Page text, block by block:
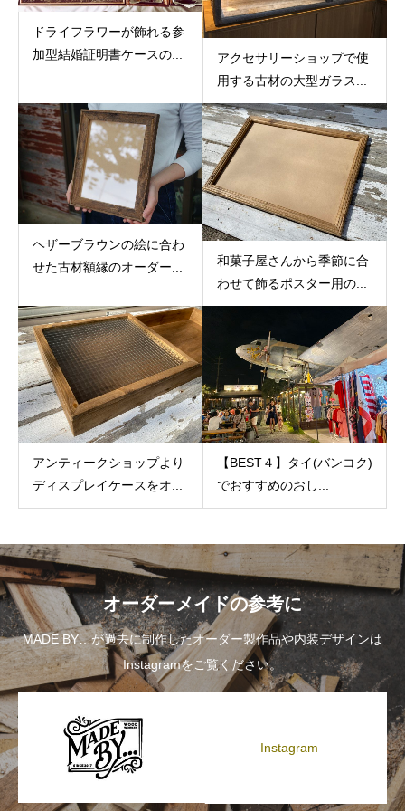
ドライフラワーが飾れる参
加型結婚証明書ケースの...
アクセサリーショップで使
用する古材の大型ガラス...
ヘザーブラウンの絵に合わ
せた古材額縁のオーダー...
和菓子屋さんから季節に合
わせて飾るポスター用の...
アンティークショップより
ディスプレイケースをオ...
【BEST４】タイ(バンコク)
でおすすめのおし...
オーダーメイドの参考に
MADE BY…が過去に制作したオーダー製作品や内装デザインは
Instagramをご覧ください。
Instagram